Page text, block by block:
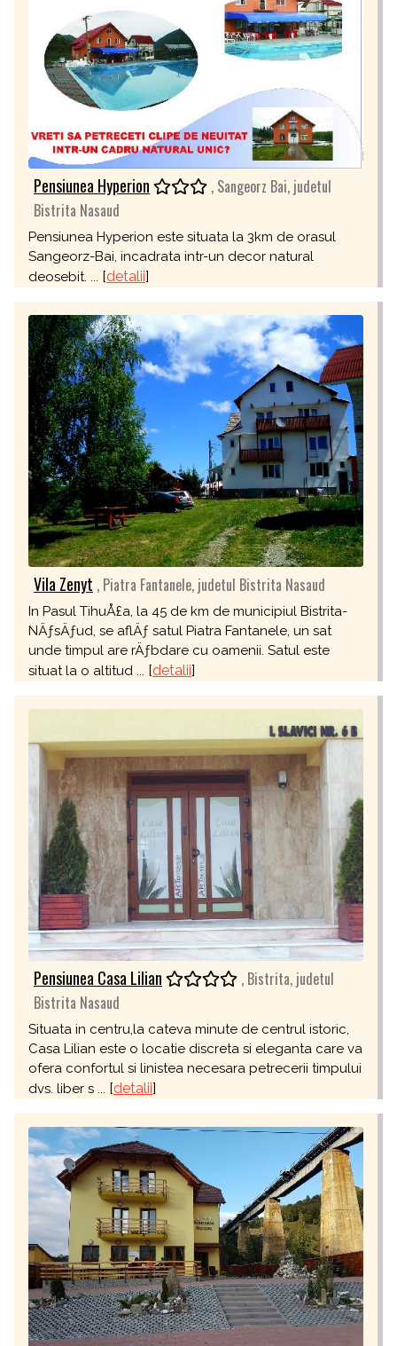
Pensiunea Hyperion
, Sangeorz Bai, judetul
Bistrita Nasaud
Pensiunea Hyperion este situata la 3km de orasul
Sangeorz-Bai, incadrata intr-un decor natural
deosebit. ... [detalii]
Vila Zenyt , Piatra Fantanele, judetul Bistrita Nasaud
In Pasul TihuÅ£a, la 45 de km de municipiul Bistrita-
NÄƒsÄƒud, se aflÄƒ satul Piatra Fantanele, un sat
unde timpul are rÄƒbdare cu oamenii. Satul este
situat la o altitud ... [detalii]
Pensiunea Casa Lilian
, Bistrita, judetul
Bistrita Nasaud
Situata in centru,la cateva minute de centrul istoric,
Casa Lilian este o locatie discreta si eleganta care va
ofera confortul si linistea necesara petrecerii timpului
dvs. liber s ... [detalii]